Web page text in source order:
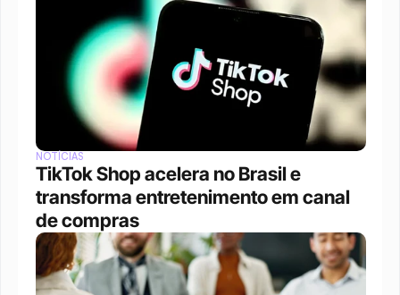
NOTÍCIAS
TikTok Shop acelera no Brasil e
transforma entretenimento em canal
de compras